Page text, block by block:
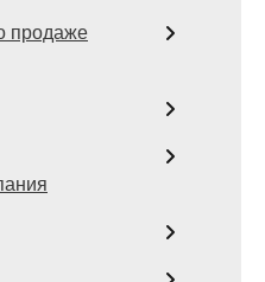
продаже